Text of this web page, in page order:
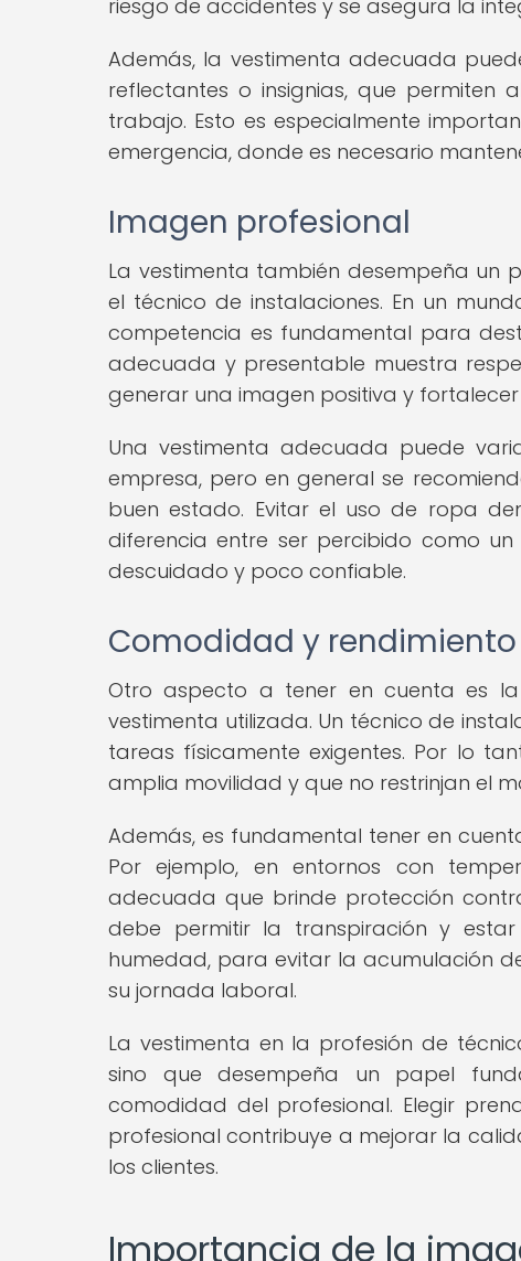
riesgo de accidentes y se asegura la
Además, la vestimenta adecuada
reflectantes o insignias, que permiten
trabajo. Esto es especialmente
emergencia, donde es necesario
Imagen profesional
La vestimenta también desempeña un
el técnico de instalaciones. En un
competencia es fundamental para
adecuada y presentable muestra
generar una imagen positiva y
Una vestimenta adecuada puede
empresa, pero en general se
buen estado. Evitar el uso de ropa
diferencia entre ser percibido como
descuidado y poco confiable.
Comodidad y rendimiento
Otro aspecto a tener en cuenta es
vestimenta utilizada. Un técnico de
tareas físicamente exigentes. Por lo
amplia movilidad y que no restrinjan el
Además, es fundamental tener en
Por ejemplo, en entornos con
adecuada que brinde protección
debe permitir la transpiración y
humedad, para evitar la acumulación
su jornada laboral.
La vestimenta en la profesión de
sino que desempeña un papel
comodidad del profesional. Elegir
profesional contribuye a mejorar la
los clientes.
Importancia de la